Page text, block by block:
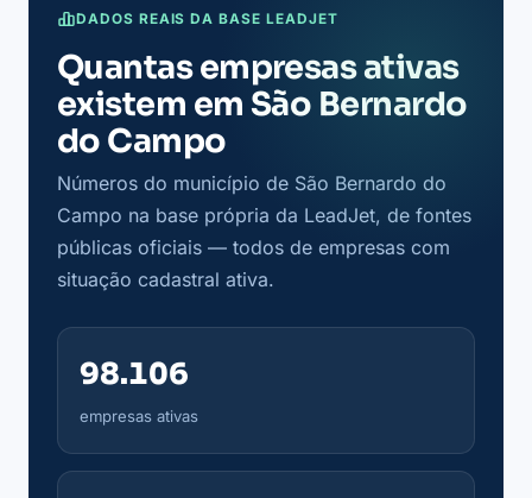
DADOS REAIS DA BASE LEADJET
Quantas empresas ativas
existem em São Bernardo
do Campo
Números do município de São Bernardo do
Campo na base própria da LeadJet, de fontes
públicas oficiais — todos de empresas com
situação cadastral ativa.
98.106
empresas ativas